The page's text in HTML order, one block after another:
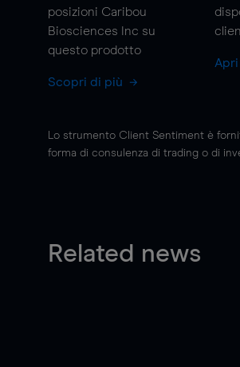
posizioni Caribou
Biosciences Inc su
questo prodotto
Scopri di più
Lo strumento Client Sentiment è
forma di consulenza di trading o di
Related news